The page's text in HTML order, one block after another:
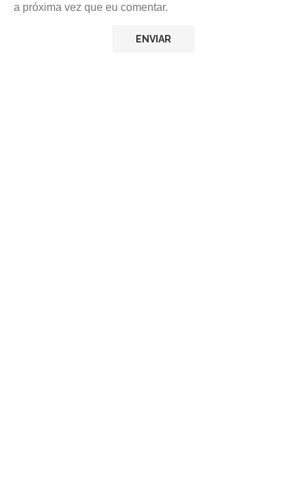
a próxima vez que eu comentar.